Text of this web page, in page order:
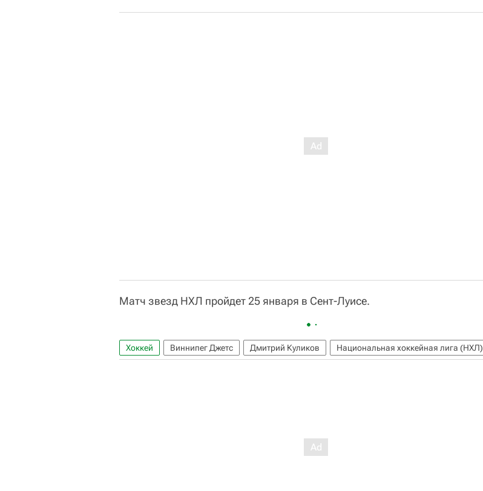
Матч звезд НХЛ пройдет 25 января в Сент-Луисе.
Хоккей Виннипег Джетс Дмитрий Куликов Национальная хоккейная лига (НХЛ)